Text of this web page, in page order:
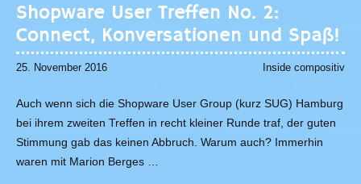
Shopware User Treffen No. 2:
Connect, Konversationen und Spaß!
25. November 2016 Inside compositiv
Auch wenn sich die Shopware User Group (kurz SUG) Hamburg
bei ihrem zweiten Treffen in recht kleiner Runde traf, der guten
Stimmung gab das keinen Abbruch. Warum auch? Immerhin
waren mit Marion Berges …